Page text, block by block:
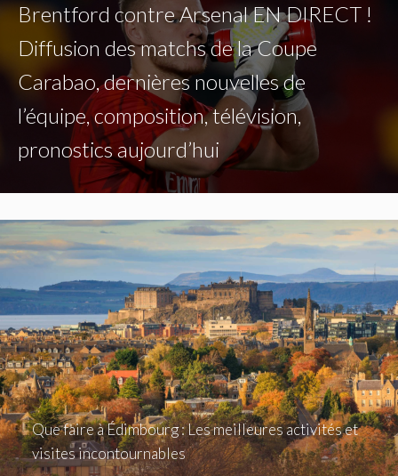
Brentford contre Arsenal EN DIRECT !
Diffusion des matchs de la Coupe
Carabao, dernières nouvelles de
l’équipe, composition, télévision,
pronostics aujourd’hui
Que faire à Édimbourg : Les meilleures activités et
visites incontournables